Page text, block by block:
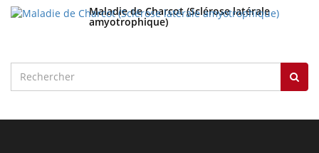
Maladie de Charcot (Sclérose latérale
amyotrophique)